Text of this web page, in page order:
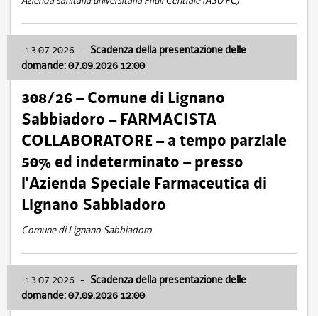
13.07.2026 - Scadenza della presentazione delle
domande: 07.09.2026 12:00
308/26 – Comune di Lignano
Sabbiadoro – FARMACISTA
COLLABORATORE – a tempo parziale
50% ed indeterminato – presso
l’Azienda Speciale Farmaceutica di
Lignano Sabbiadoro
Comune di Lignano Sabbiadoro
13.07.2026 - Scadenza della presentazione delle
domande: 07.09.2026 12:00